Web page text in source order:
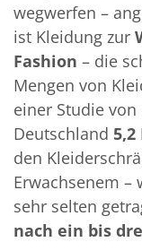
wegwerfen –
ist Kleidung zur
Fashion – die
Mengen von
einer Studie
Deutschland
den
Erwachsenem –
sehr selten
nach ein bis